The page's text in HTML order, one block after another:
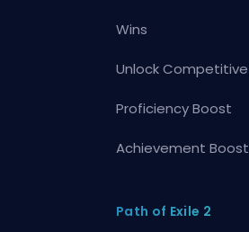
Wins
Unlock Competitive
Proficiency Boost
Achievement Boost
Path of Exile 2